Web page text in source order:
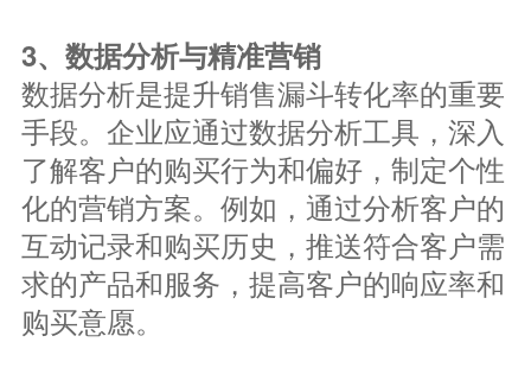
3、数据分析与精准营销
数据分析是提升销售漏斗转化率的重要
手段。企业应通过数据分析工具，深入
了解客户的购买行为和偏好，制定个性
化的营销方案。例如，通过分析客户的
互动记录和购买历史，推送符合客户需
求的产品和服务，提高客户的响应率和
购买意愿。